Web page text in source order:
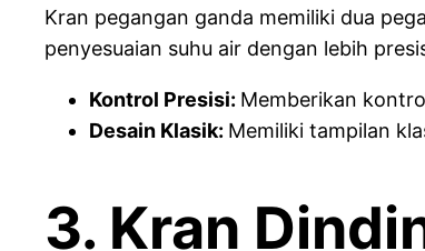
Kran pegangan ganda memiliki dua
penyesuaian suhu air dengan lebih
Kontrol Presisi: Memberikan
Desain Klasik: Memiliki tampilan
3. Kran